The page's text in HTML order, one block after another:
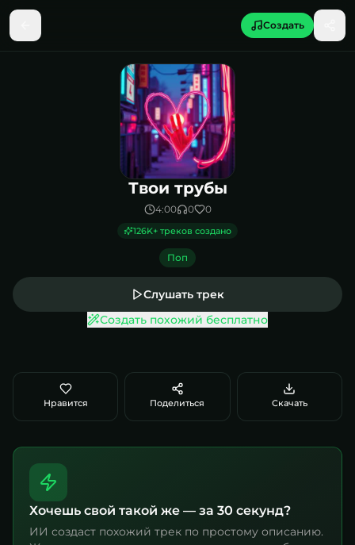
Песня Твои трубы
Создать
Твои трубы
4:00 0 0
126K+ треков создано
Поп
Слушать трек
Создать похожий бесплатно
Нравится Поделиться Скачать
Хочешь свой такой же — за 30 секунд?
ИИ создаст похожий трек по простому описанию.